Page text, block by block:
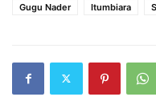
Gugu Nader
Itumbiara